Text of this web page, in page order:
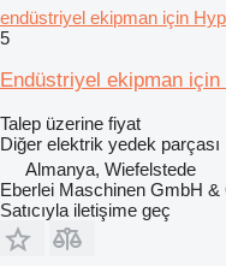
endüstriyel ekipman için
5
Endüstriyel ekipman
Talep üzerine fiyat
Diğer elektrik yedek parçası
Almanya, Wiefelstede
Eberlei Maschinen GmbH &
Satıcıyla iletişime geç